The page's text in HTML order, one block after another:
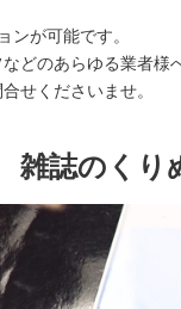
ンが可能です。
どのあらゆる業者様
せくださいませ。
雑誌のくり